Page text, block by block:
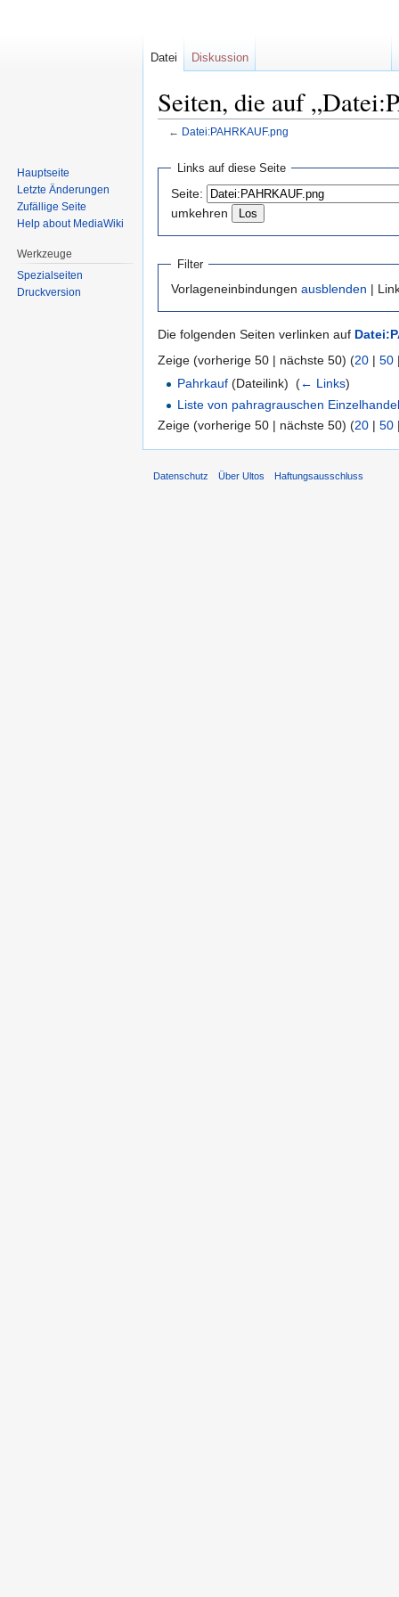
Seiten, die auf
← Datei:PAHRKAUF.png
Navigation
springen
springen
Links auf diese Seite
Seite:
umkehren
Filter
Vorlageneinbindungen ausblenden |
Die folgenden Seiten verlinken auf
Zeige (vorherige 50 | nächste 50) (20 | 50
Pahrkauf (Dateilink) ‎(← Links)
Liste von pahragrauschen
Zeige (vorherige 50 | nächste 50) (20 | 50
Datei Diskussion
Hauptseite
Letzte Änderungen
Zufällige Seite
Help about MediaWiki
Werkzeuge
Spezialseiten
Druckversion
Datenschutz Über Ultos Haftungsausschluss